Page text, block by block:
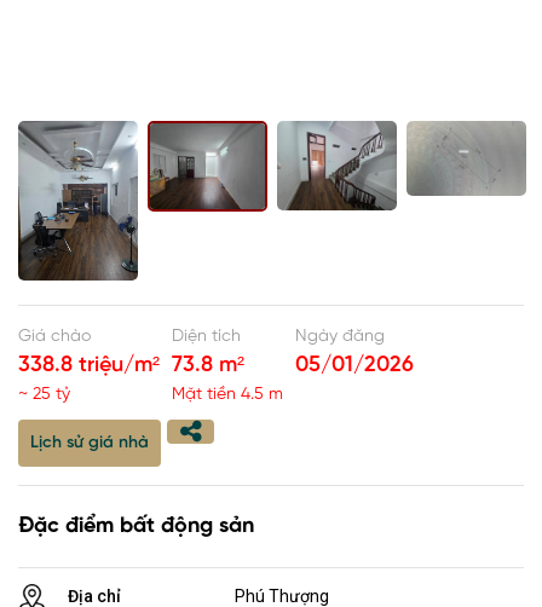
Giá chào
338.8 triệu/m²
~ 25 tỷ
Diện tích
73.8 m²
Mặt tiền 4.5 m
Ngày đăng
05/01/2026
Lịch sử giá nhà
Đặc điểm bất động sản
Địa chỉ Phú Thượng